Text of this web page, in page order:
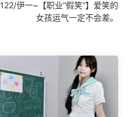
122/伊一~【职业“假笑”】爱笑的
女孩运气一定不会差。